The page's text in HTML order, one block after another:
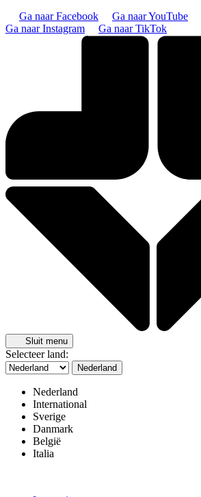
Ga naar Facebook Ga naar YouTube
Ga naar Instagram
Ga naar TikTok
Sluit menu
Selecteer land:
Nederland
Nederland
International
Sverige
Danmark
België
Italia